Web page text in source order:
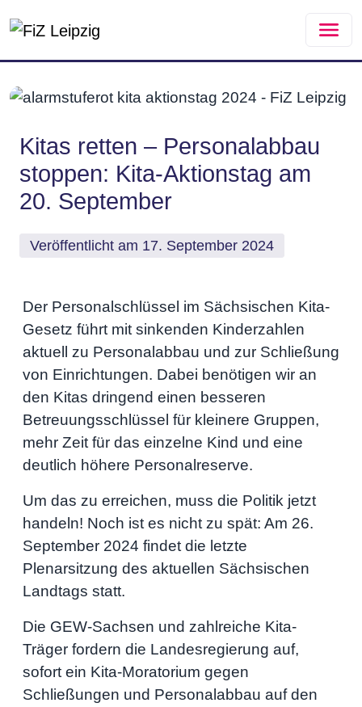
Kitas retten – Personalabbau
stoppen: Kita-Aktionstag am
20. September
Veröffentlicht am 17. September 2024
Der Personalschlüssel im Sächsischen Kita-
Gesetz führt mit sinkenden Kinderzahlen
aktuell zu Personalabbau und zur Schließung
von Einrichtungen. Dabei benötigen wir an
den Kitas dringend einen besseren
Betreuungsschlüssel für kleinere Gruppen,
mehr Zeit für das einzelne Kind und eine
deutlich höhere Personalreserve.
Um das zu erreichen, muss die Politik jetzt
handeln! Noch ist es nicht zu spät: Am 26.
September 2024 findet die letzte
Plenarsitzung des aktuellen Sächsischen
Landtags statt.
Die GEW-Sachsen und zahlreiche Kita-
Träger fordern die Landesregierung auf,
sofort ein Kita-Moratorium gegen
Schließungen und Personalabbau auf den